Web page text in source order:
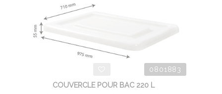
0801883
COUVERCLE POUR BAC 220 L